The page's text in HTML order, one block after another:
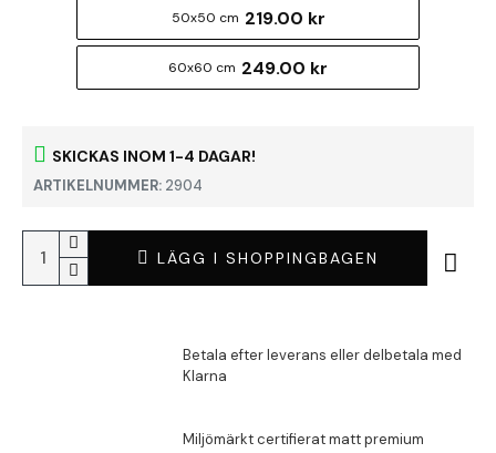
SKICKAS INOM 1-4 DAGAR!
ARTIKELNUMMER: 2904
50x50 cm 219.00 kr
60x60 cm 249.00 kr
LÄGG I SHOPPINGBAGEN